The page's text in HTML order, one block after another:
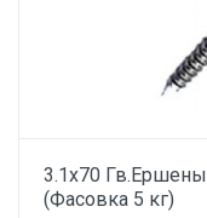
3.1х70
(Фасовка 5 кг)